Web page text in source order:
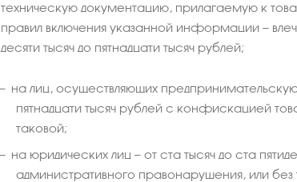
техническую документацию, прилагаемую к
правил включения указанной информации —
десяти тысяч до пятнадцати тысяч рублей;
на лиц, осуществляющих
пятнадцати тысяч рублей с конфискацией
таковой;
на юридических лиц — от ста тысяч до ста
административного правонарушения, или без